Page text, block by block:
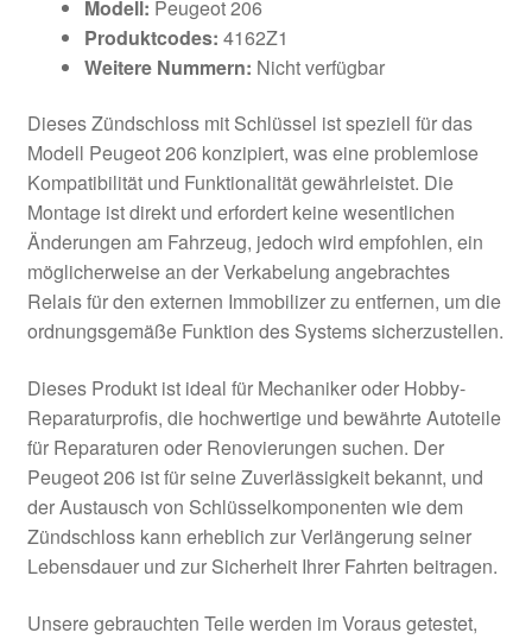
Modell: Peugeot 206
Produktcodes: 4162Z1
Weitere Nummern: Nicht verfügbar
Dieses Zündschloss mit Schlüssel ist speziell für das
Modell Peugeot 206 konzipiert, was eine problemlose
Kompatibilität und Funktionalität gewährleistet. Die
Montage ist direkt und erfordert keine wesentlichen
Änderungen am Fahrzeug, jedoch wird empfohlen, ein
möglicherweise an der Verkabelung angebrachtes
Relais für den externen Immobilizer zu entfernen, um die
ordnungsgemäße Funktion des Systems sicherzustellen.
Dieses Produkt ist ideal für Mechaniker oder Hobby-
Reparaturprofis, die hochwertige und bewährte Autoteile
für Reparaturen oder Renovierungen suchen. Der
Peugeot 206 ist für seine Zuverlässigkeit bekannt, und
der Austausch von Schlüsselkomponenten wie dem
Zündschloss kann erheblich zur Verlängerung seiner
Lebensdauer und zur Sicherheit Ihrer Fahrten beitragen.
Unsere gebrauchten Teile werden im Voraus getestet,